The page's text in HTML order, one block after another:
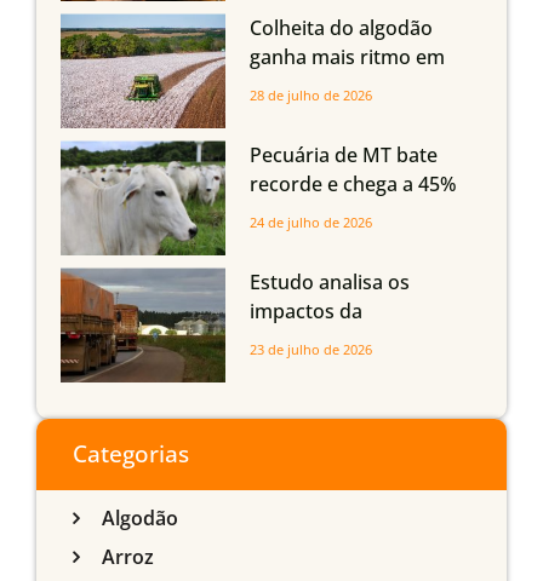
quedas em Tocantins,
Maranhão e Piauí
Colheita do algodão
ganha mais ritmo em
Mato Grosso, Mato
Maranhão
28 de julho de 2026
Pecuária de MT bate
recorde e chega a 45%
dos bovinos abatidos
24 de julho de 2026
Estudo analisa os
impactos da
infraestrutura logística
do Sul
23 de julho de 2026
Categorias
Algodão
Arroz